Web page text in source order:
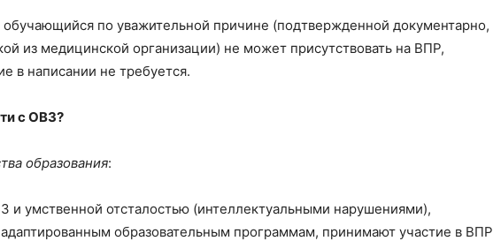
по уважительной причине (подтвержденной документарно,
из медицинской организации) не может присутствовать на ВПР,
в написании не требуется.
с ОВЗ?
образования:
и умственной отсталостью (интеллектуальными нарушениями),
образовательным программам, принимают участие в ВПР